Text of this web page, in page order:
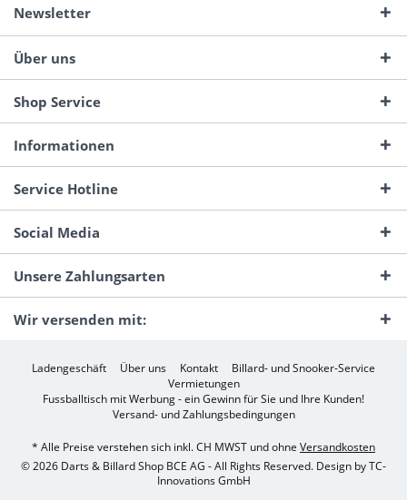
Newsletter
Über uns
Shop Service
Informationen
Service Hotline
Social Media
Unsere Zahlungsarten
Wir versenden mit:
Ladengeschäft Über uns Kontakt
Billard- und Snooker-Service
Vermietungen
Fussballtisch mit Werbung - ein Gewinn für Sie und Ihre Kunden!
Versand- und Zahlungsbedingungen
* Alle Preise verstehen sich inkl. CH MWST und ohne Versandkosten
© 2026 Darts & Billard Shop BCE AG - All Rights Reserved. Design byTC-
Innovations GmbH